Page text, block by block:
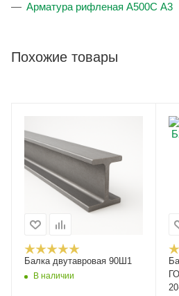
Арматура рифленая А500С А3
Похожие товары
Балка двутавровая 90Ш1
В наличии